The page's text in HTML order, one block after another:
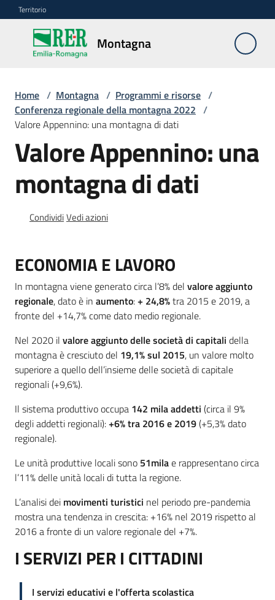
Vai al contenuto
Vai alla navigazione
Vai al footer
Territorio
Montagna
Montagna
Vivere
e
Infrastrutture
e
sicurezza
Programmi
e
risorse
Seguici
su
Territorio
Argomenti
Novità
Home / Montagna / Programmi e risorse /
Conferenza regionale della montagna 2022 /
Valore Appennino: una montagna di dati
Valore Appennino: una
montagna di dati
CondividiVedi azioni
ECONOMIA E LAVORO
In montagna viene generato circa l’8% del valore aggiunto
regionale, dato è in aumento:+ 24,8%tra 2015 e 2019, a
fronte del +14,7% come dato medio regionale.
Nel 2020 il valore aggiunto delle società di capitali della
montagna è cresciuto del 19,1% sul 2015, un valore molto
superiore a quello dell’insieme delle società di capitale
regionali (+9,6%).
Il sistema produttivo occupa 142 mila addetti (circa il 9%
degli addetti regionali):+6% tra 2016 e 2019(+5,3% dato
regionale).
Le unità produttive locali sono 51milae rappresentano circa
l’11% delle unità locali di tutta la regione.
L’analisi dei movimenti turistici nel periodo pre-pandemia
mostra una tendenza in crescita: +16% nel 2019 rispetto al
2016 a fronte di un valore regionale del +7%.
I SERVIZI PER I CITTADINI
I servizi educativi e l'offerta scolastica